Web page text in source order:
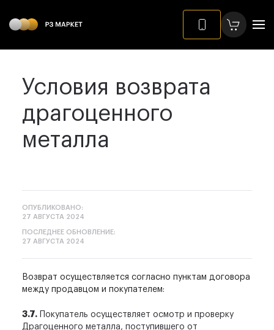
Условия возврата
драгоценного
металла
ОПУБЛИКОВАНО:
27 АВГУСТА 2024
ПОСЛЕДНЕЕ ОБНОВЛЕНИЕ:
27 АВГУСТА 2024
Возврат осуществляется согласно пунктам договора
между продавцом и покупателем:
3.7. Покупатель осуществляет осмотр и проверку
Драгоценного металла, поступившего от